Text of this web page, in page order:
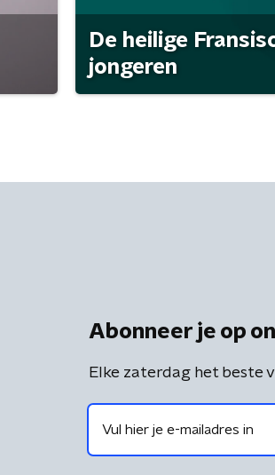
De heilige
jongeren
Abonneer je op
Elke zaterdag het beste